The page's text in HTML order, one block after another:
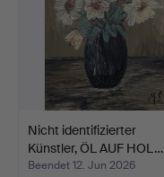
Nicht identifizierter
Künstler, ÖL AUF HOL…
Beendet 12. Jun 2026